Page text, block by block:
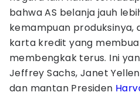
bahwa AS belanja jauh
kemampuan produksinya,
karta kredit yang
membengkak terus. Ini
Jeffrey Sachs, Janet
dan mantan Presiden